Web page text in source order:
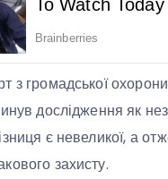
з громадської
дослідження як
є невеликої, а
захисту.